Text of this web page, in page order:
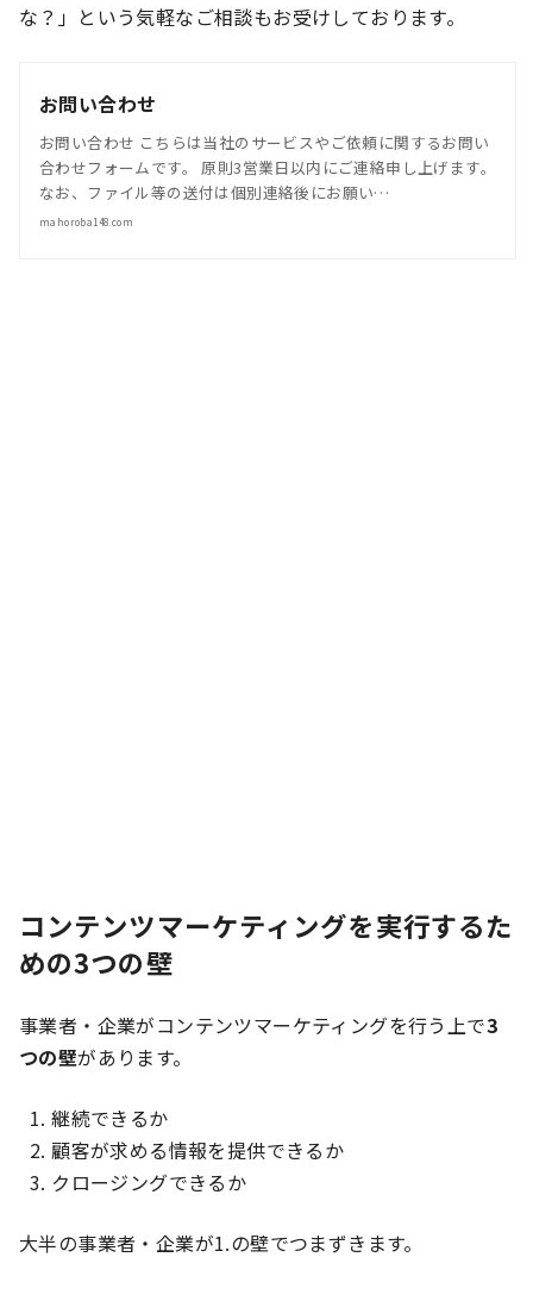
な？」という気軽なご相談もお受けしております。
お問い合わせ
お問い合わせ こちらは当社のサービスやご依頼に関するお問い
合わせフォームです。 原則3営業日以内にご連絡申し上げます。
なお、ファイル等の送付は個別連絡後にお願い…
mahoroba148.com
コンテンツマーケティングを実行するた
めの3つの壁
事業者・企業がコンテンツマーケティングを行う上で3
つの壁があります。
継続できるか
顧客が求める情報を提供できるか
クロージングできるか
大半の事業者・企業が1.の壁でつまずきます。